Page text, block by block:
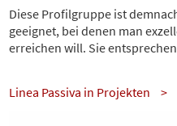
Diese Profilgruppe ist
geeignet, bei denen man
erreichen will. Sie
Linea Passiva in Projekten